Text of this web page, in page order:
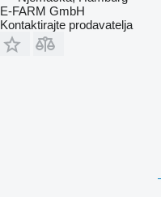
E-FARM GmbH
Kontaktirajte prodavatelja